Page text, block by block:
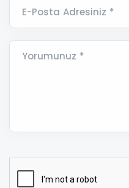
E-Posta Adresiniz *
Yorumunuz *